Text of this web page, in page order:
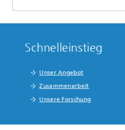
Schnelleinstieg
Unser Angebot
Zusammenarbeit
Unsere Forschung